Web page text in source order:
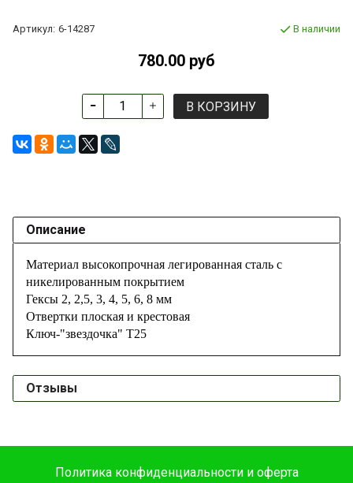
Артикул: 6-14287 В наличии
780.00 руб
В КОРЗИНУ
Описание
Материал высокопрочная легированная сталь с
никелированным покрытием
Гексы 2, 2,5, 3, 4, 5, 6, 8 мм
Отвертки плоская и крестовая
Ключ-"звездочка" Т25
Отзывы
Политика конфиденциальности и оферта